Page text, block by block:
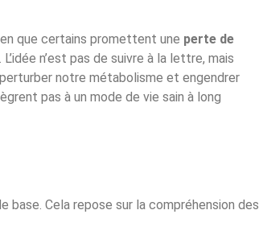
que certains promettent une perte de
. L’idée n’est pas de suivre à la lettre, mais
notre métabolisme et engendrer
pas à un mode de vie sain à long
base. Cela repose sur la compréhension des